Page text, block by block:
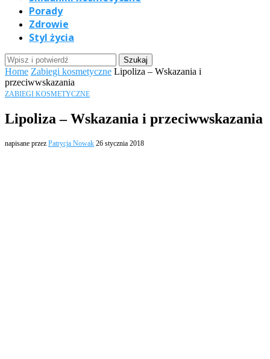
Porady
Zdrowie
Styl życia
Home Zabiegi kosmetyczne Lipoliza – Wskazania i
przeciwwskazania
ZABIEGI KOSMETYCZNE
Lipoliza – Wskazania i przeciwwskazania
napisane przez Patrycja Nowak 26 stycznia 2018